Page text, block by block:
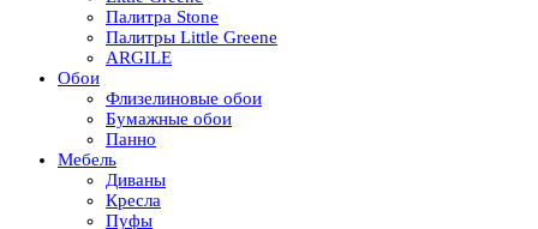
Палитра Stone
Палитры Little Greene
ARGILE
Обои
Флизелиновые обои
Бумажные обои
Панно
Мебель
Диваны
Кресла
Пуфы